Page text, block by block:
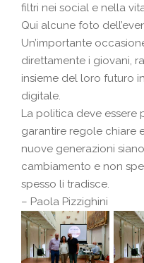
filtri nei social e nella
Qui alcune foto
Un’importante
direttamente i giovani,
insieme del loro futuro
digitale.
La politica deve essere
garantire regole chiare
nuove generazioni
cambiamento e non
spesso li tradisce.
– Paola Pizzighini